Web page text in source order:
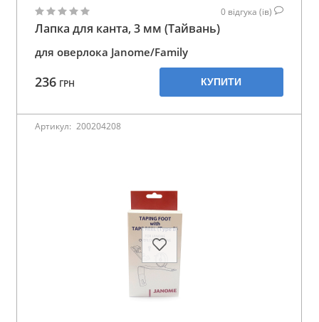
0 відгука (ів)
Лапка для канта, 3 мм (Тайвань)
для оверлока Janome/Family
236 ГРН КУПИТИ
Артикул: 200204208